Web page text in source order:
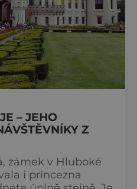
– JEHO
Z
zámek v Hluboké
i princezna